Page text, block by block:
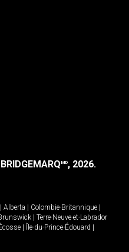
MD, 2026.
Alberta Colombie-Britannique
Terre-Neuve-et-Labrador
Île-du-Prince-Édouard